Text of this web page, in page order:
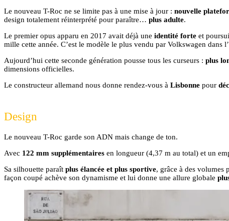
Le nouveau T-Roc ne se limite pas à une mise à jour : nouvelle
design totalement réinterprété pour paraître… plus adulte.
Le premier opus apparu en 2017 avait déjà une identité forte et
mille cette année. C’est le modèle le plus vendu par Volkswagen dans
Aujourd’hui cette seconde génération pousse tous les curseurs : plus
dimensions officielles.
Le constructeur allemand nous donne rendez-vous à Lisbonne pour
Design
Le nouveau T-Roc garde son ADN mais change de ton.
Avec 122 mm supplémentaires en longueur (4,37 m au total) et un
Sa silhouette paraît plus élancée et plus sportive, grâce à des volumes
façon coupé achève son dynamisme et lui donne une allure globale